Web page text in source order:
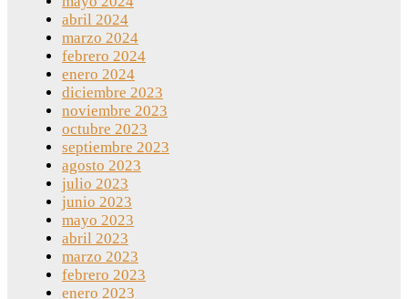
abril 2024
marzo 2024
febrero 2024
enero 2024
diciembre 2023
noviembre 2023
octubre 2023
septiembre 2023
agosto 2023
julio 2023
junio 2023
mayo 2023
abril 2023
marzo 2023
febrero 2023
enero 2023